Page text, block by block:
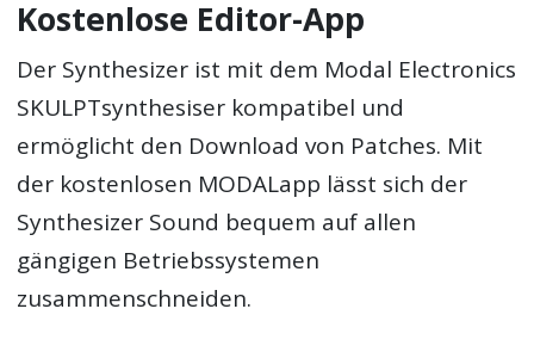
Kostenlose Editor-App
Der Synthesizer ist mit dem Modal Electronics
SKULPTsynthesiser kompatibel und
ermöglicht den Download von Patches. Mit
der kostenlosen MODALapp lässt sich der
Synthesizer Sound bequem auf allen
gängigen Betriebssystemen
zusammenschneiden.